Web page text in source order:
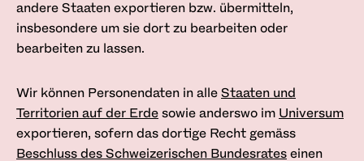
andere Staaten exportieren bzw. übermitteln,
insbesondere um sie dort zu bearbeiten oder
bearbeiten zu lassen.
Wir können Personendaten in alle Staaten und
Territorien auf der Erde sowie anderswo im Universum
exportieren, sofern das dortige Recht gemäss
Beschluss des Schweizerischen Bundesrates einen